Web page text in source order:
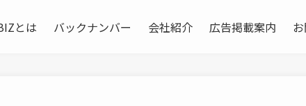
とは バックナンバー 会社紹介 広告掲載案内